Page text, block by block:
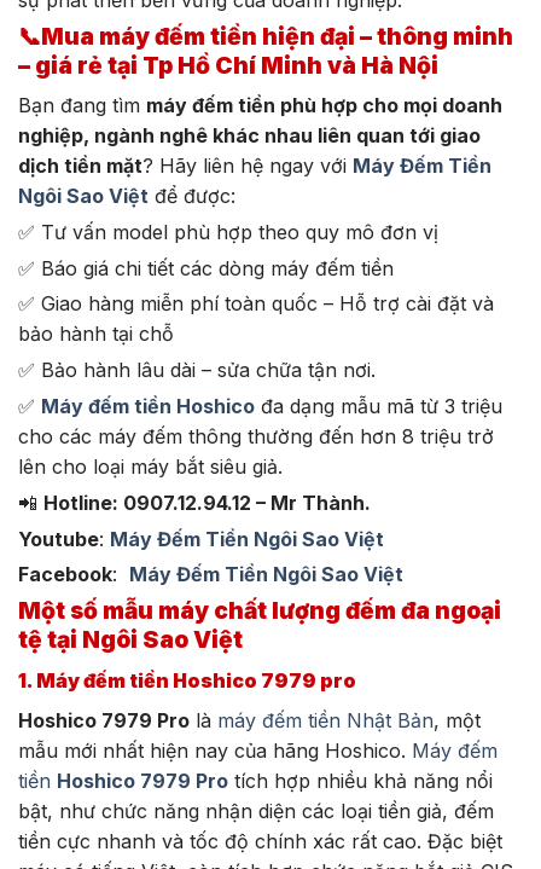
📞Mua máy đếm tiền hiện đại – thông minh
– giá rẻ tại Tp Hồ Chí Minh và Hà Nội
Bạn đang tìm máy đếm tiền phù hợp cho mọi doanh
nghiệp, ngành nghê khác nhau liên quan tới giao
dịch tiền mặt? Hãy liên hệ ngay với Máy Đếm Tiền
Ngôi Sao Việt để được:
✅ Tư vấn model phù hợp theo quy mô đơn vị
✅ Báo giá chi tiết các dòng máy đếm tiền
✅ Giao hàng miễn phí toàn quốc – Hỗ trợ cài đặt và
bảo hành tại chỗ
✅ Bảo hành lâu dài – sửa chữa tận nơi.
✅ Máy đếm tiền Hoshico đa dạng mẫu mã từ 3 triệu
cho các máy đếm thông thường đến hơn 8 triệu trở
lên cho loại máy bắt siêu giả.
📲 Hotline: 0907.12.94.12 – Mr Thành.
Youtube: Máy Đếm Tiền Ngôi Sao Việt
Facebook: Máy Đếm Tiền Ngôi Sao Việt
Một số mẫu máy chất lượng đếm đa ngoại
tệ tại Ngôi Sao Việt
1. Máy đếm tiền Hoshico 7979 pro
Hoshico 7979 Pro là máy đếm tiền Nhật Bản, một
mẫu mới nhất hiện nay của hãng Hoshico. Máy đếm
tiền Hoshico 7979 Pro tích hợp nhiều khả năng nổi
bật, như chức năng nhận diện các loại tiền giả, đếm
tiền cực nhanh và tốc độ chính xác rất cao. Đặc biệt